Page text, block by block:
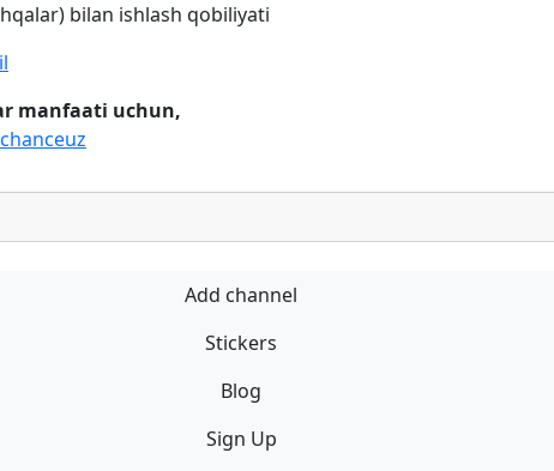
bilan ishlash qobiliyati
manfaati uchun,
Add channel
Stickers
Blog
Sign Up